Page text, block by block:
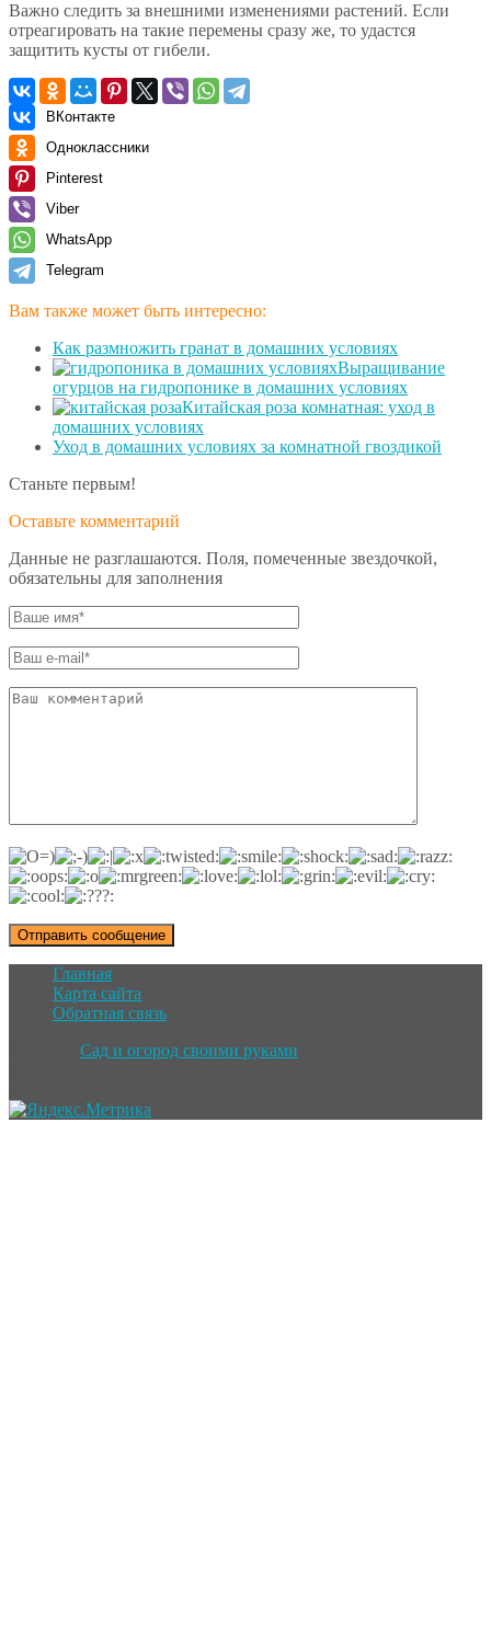
Важно следить за внешними изменениями растений. Если
отреагировать на такие перемены сразу же, то удастся
защитить кусты от гибели.
ВКонтакте
Одноклассники
Pinterest
Viber
WhatsApp
Telegram
Вам также может быть интересно:
Как размножить гранат в домашних условиях
Выращивание
огурцов на гидропонике в домашних условиях
Китайская роза комнатная: уход в
домашних условиях
Уход в домашних условиях за комнатной гвоздикой
Станьте первым!
Оставьте комментарий
Данные не разглашаются. Поля, помеченные звездочкой,
обязательны для заполнения
Главная
Карта сайта
Обратная связь
Сад и огород своими руками